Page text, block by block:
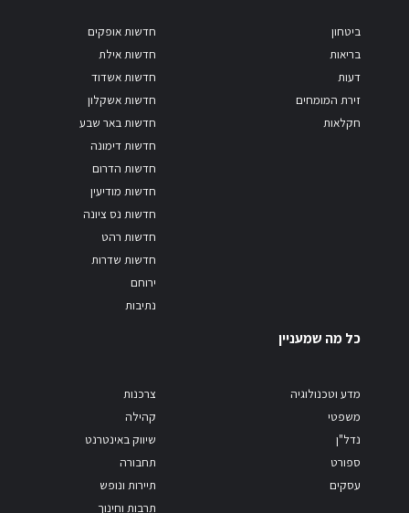
ביטחון
בריאות
דעות
זירת המומחים
חקלאות
חדשות אופקים
חדשות אילת
חדשות אשדוד
חדשות אשקלון
חדשות באר שבע
חדשות דימונה
חדשות הדרום
חדשות מודיעין
חדשות נס ציונה
חדשות רהט
חדשות שדרות
ירוחם
נתיבות
כל מה שמעניין
מדע וטכנולוגיה
משפטי
נדל"ן
ספורט
עסקים
צרכנות
קהילה
שיווק באינטרנט
תחבורה
תיירות ונופש
תרבות וחינוך